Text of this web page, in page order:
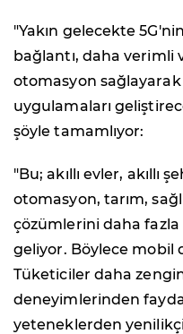
"Yakın gelecekte
bağlantı, daha verimli
otomasyon
uygulamaları
şöyle tamamlıyor:
"Bu; akıllı evler, akıllı
otomasyon, tarım,
çözümlerini daha
geliyor. Böylece mobil
Tüketiciler daha
deneyimlerinden
yeteneklerden